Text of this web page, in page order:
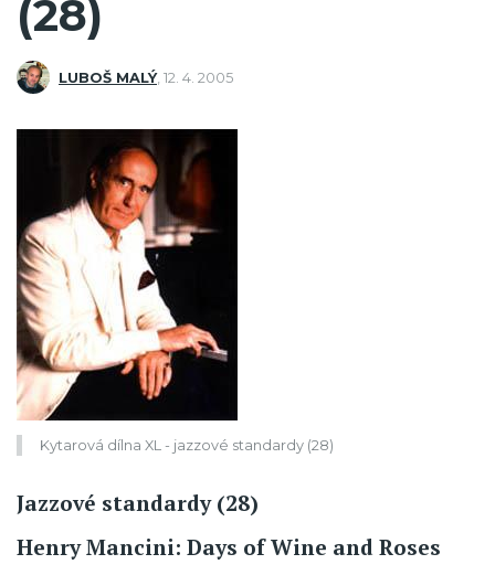
(28)
LUBOŠ MALÝ, 12. 4. 2005
Kytarová dílna XL - jazzové standardy (28)
Jazzové standardy (28)
Henry Mancini: Days of Wine and Roses